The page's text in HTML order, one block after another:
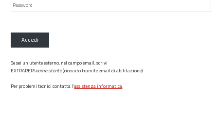
Accedi
Se sei un utente esterno, nel campo email, scrivi
EXTRARER\nome utente(ricevuto tramite email di abilitazione)
Per problemi tecnici contatta l’assistenza informatica.